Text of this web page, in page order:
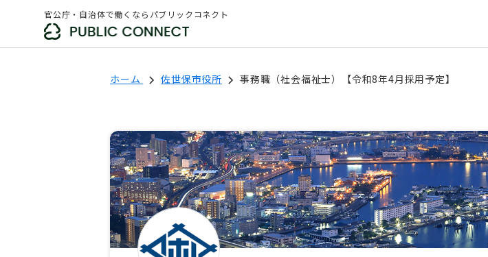
官公庁・自治体で働くならパブリックコネクト
ホーム 佐世保市役所 事務職（社会福祉士）【令和8年4月採用予定】